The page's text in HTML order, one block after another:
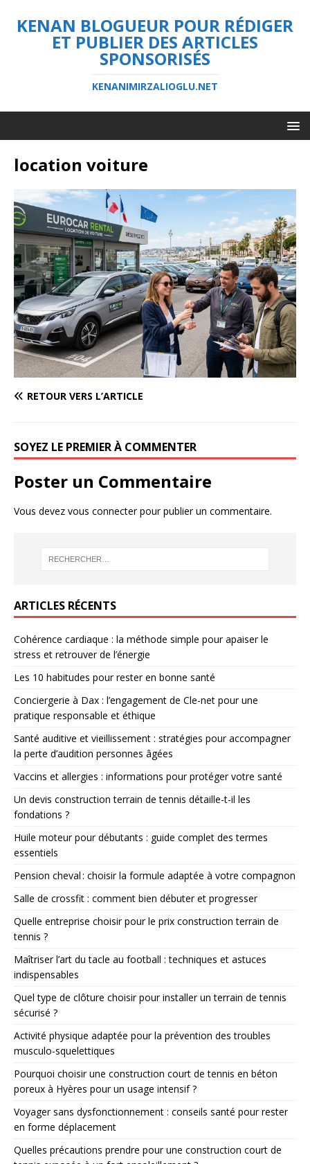
KENAN BLOGUEUR POUR RÉDIGER
ET PUBLIER DES ARTICLES
SPONSORISÉS
KENANIMIRZALIOGLU.NET
location voiture
RETOUR VERS L’ARTICLE
SOYEZ LE PREMIER À COMMENTER
Poster un Commentaire
Vous devez vous connecterpour publier un commentaire.
ARTICLES RÉCENTS
Cohérence cardiaque : la méthode simple pour apaiser le
stress et retrouver de l’énergie
Les 10 habitudes pour rester en bonne santé
Conciergerie à Dax : l’engagement de Cle-net pour une
pratique responsable et éthique
Santé auditive et vieillissement : stratégies pour accompagner
la perte d’audition personnes âgées
Vaccins et allergies : informations pour protéger votre santé
Un devis construction terrain de tennis détaille-t-il les
fondations ?
Huile moteur pour débutants : guide complet des termes
essentiels
Pension cheval : choisir la formule adaptée à votre compagnon
Salle de crossfit : comment bien débuter et progresser
Quelle entreprise choisir pour le prix construction terrain de
tennis ?
Maîtriser l’art du tacle au football : techniques et astuces
indispensables
Quel type de clôture choisir pour installer un terrain de tennis
sécurisé ?
Activité physique adaptée pour la prévention des troubles
musculo-squelettiques
Pourquoi choisir une construction court de tennis en béton
poreux à Hyères pour un usage intensif ?
Voyager sans dysfonctionnement : conseils santé pour rester
en forme déplacement
Quelles précautions prendre pour une construction court de